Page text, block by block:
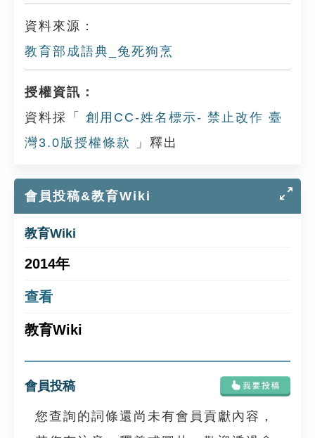
資料來源：
教育部成語典_兔死狗烹
授權資訊：
資料採「
創用CC-姓名標示- 禁止改作 臺
灣3.0版授權條款
」釋出
會員投稿&教育Wiki
教育Wiki
2014年
查看
教育Wiki
會員投稿
您查詢的詞條還尚未有會員貢獻內容，